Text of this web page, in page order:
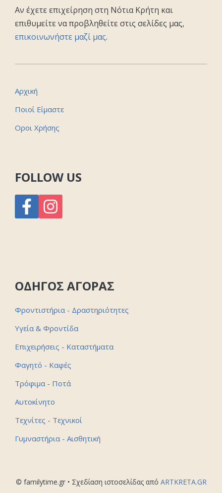
Αν έχετε επιχείρηση στη Νότια Κρήτη και
επιθυμείτε να προβληθείτε στις σελίδες μας,
επικοινωνήστε μαζί μας.
Αρχική
Ποιοί Είμαστε
Οροι Χρήσης
FOLLOW US
ΟΔΗΓΟΣ ΑΓΟΡΑΣ
Φροντιστήρια - Δραστηριότητες
Υγεία & Φροντίδα
Επιχειρήσεις - Καταστήματα
Φαγητό - Καφές
Τρόφιμα - Ποτά
Αυτοκίνητο
Τεχνίτες - Τεχνικοί
Γυμναστήρια - Αισθητική
© familytime.gr • Σχεδίαση ιστοσελίδας από ARTKRETA.GR